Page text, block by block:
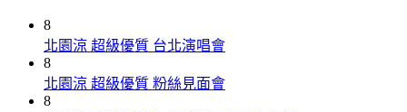
8
北園涼 超級優質 台北演唱會
8
北園涼 超級優質 粉絲見面會
8